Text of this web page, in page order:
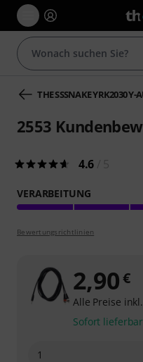
THE SSSNAKE YRK2030 Y-
2553
4.6
VERARBEITUNG
Bewertungsrichtlinien
2,90 €
Alle Preise
Sofort lieferbar
1